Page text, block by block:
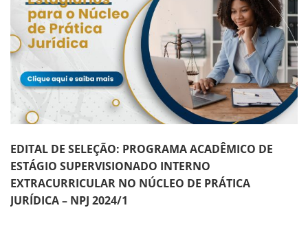
EDITAL DE SELEÇÃO: PROGRAMA ACADÊMICO DE
ESTÁGIO SUPERVISIONADO INTERNO
EXTRACURRICULAR NO NÚCLEO DE PRÁTICA
JURÍDICA – NPJ 2024/1